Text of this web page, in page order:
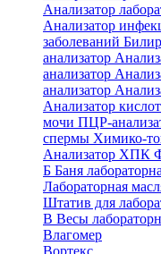
Анализатор
Анализатор
заболеваний
анализатор
анализатор
анализатор
Анализатор
мочи ПЦР-
спермы Химико-
Анализатор ХПК
Б Баня
Лабораторная
Штатив для
В Весы
Влагомер
Вортекс